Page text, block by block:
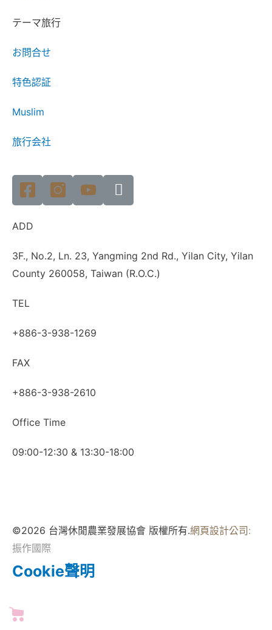
テーマ旅行
お問合せ
特色認証
Muslim
旅行会社
ADD
3F., No.2, Ln. 23, Yangming 2nd Rd., Yilan City, Yilan
County 260058, Taiwan (R.O.C.)
TEL
+886-3-938-1269
FAX
+886-3-938-2610
Office Time
09:00-12:30 & 13:30-18:00
©2026 台灣休閒農業發展協會 版權所有.網頁設計公司:
振作國際
Cookie聲明